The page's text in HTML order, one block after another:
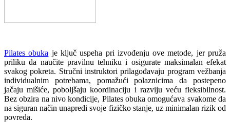
Pilates obuka je ključ uspeha pri izvođenju ove metode, jer pruža
priliku da naučite pravilnu tehniku i osigurate maksimalan efekat
svakog pokreta. Stručni instruktori prilagođavaju program vežbanja
individualnim potrebama, pomažući polaznicima da postepeno
jačaju mišiće, poboljšaju koordinaciju i razviju veću fleksibilnost.
Bez obzira na nivo kondicije, Pilates obuka omogućava svakome da
na siguran način unapredi svoje fizičko stanje, uz minimalan rizik od
povreda.